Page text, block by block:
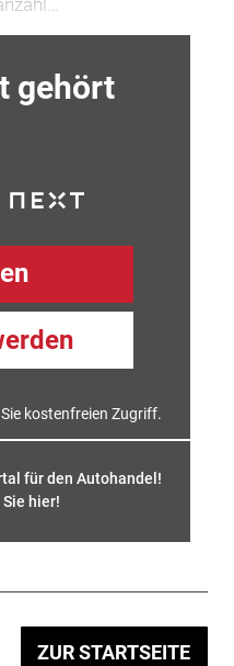
gehört
kostenfreien Zugriff.
für den Autohandel!
hier!
ZUR STARTSEITE